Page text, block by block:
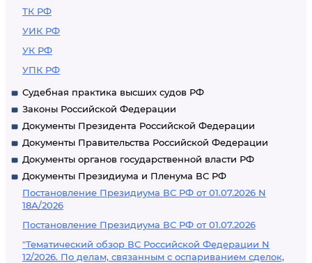
ТК РФ
УИК РФ
УК РФ
УПК РФ
Судебная практика высших судов РФ
Законы Российской Федерации
Документы Президента Российской Федерации
Документы Правительства Российской Федерации
Документы органов государственной власти РФ
Документы Президиума и Пленума ВС РФ
Постановление Президиума ВС РФ от 01.07.2026 N
18А/2026
Постановление Президиума ВС РФ от 01.07.2026
"Тематический обзор ВС Российской Федерации N
12/2026. По делам, связанным с оспариванием сделок,